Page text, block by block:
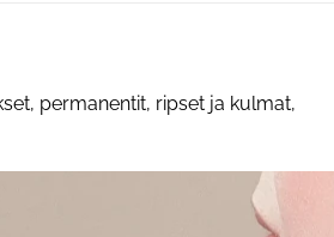
permanentit, ripset ja kulmat,